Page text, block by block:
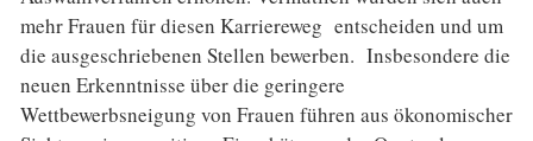
mehr Frauen für diesen Karriereweg entscheiden und um
die ausgeschriebenen Stellen bewerben. Insbesondere die
neuen Erkenntnisse über die geringere
Wettbewerbsneigung von Frauen führen aus ökonomischer